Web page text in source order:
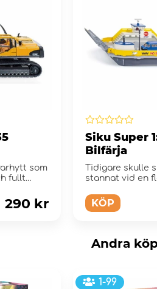
som
fullt
290 kr
Siku Super
Bilfärja
Tidigare skulle
stannat vid en
bilf...
KÖP
Andra
1-99